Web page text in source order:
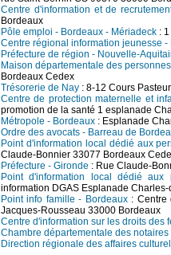
Centre d'information et de
Bordeaux
Pôle emploi - Bordeaux - Mériadeck :
Centre régional information jeunesse
Préfecture de région - Nouvelle-
Maison départementale des
Bordeaux Cedex
Trésorerie de Nay : 8-12 Cours
Centre de protection maternelle et
promotion de la santé 1 esplanade
Métropole - Bordeaux : Esplanade
Ordre des avocats - Barreau de
Point d'information local dédié aux
Claude-Bonnier 33077 Bordeaux
Préfecture - Gironde : Rue Claude-
Point d'information local dédié aux
information DGAS Esplanade
Point info famille - Bordeaux: Centre
Jacques-Rousseau 33000 Bordeaux
Centre d'information sur les droits des
Chambre départementale des notaires
Direction régionale des affaires